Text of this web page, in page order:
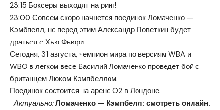
23:15 Боксеры выходят на ринг!
23:00 Совсем скоро начнется поединок Ломаченко —
Кэмбпелл, но перед этим Александр Поветкин будет
драться с Хью Фьюри.
Сегодня, 31 августа, чемпион мира по версиям WBA и
WBO в легком весе Василий Ломаченко проведет бой с
британцем Люком Кэмпбеллом.
Поединок состоится на арене O2 в Лондоне.
Актуально: Ломаченко — Кэмпбелл: смотреть онлайн.